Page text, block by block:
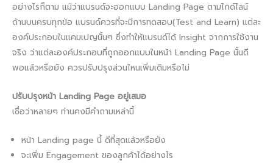
อย่างไรก็ตาม แม้ว่าแบรนด์จะออกแบบ Landing Page ตามไกด์ไลน์
ด้านบนครบทุกข้อ แบรนด์ควรที่จะมีการทดสอบ(Test and Learn) แต่ละ
องค์ประกอบในแคมเปญนั้นๆ ซึ่งทำให้แบรนด์ได้ Insight จากการใช้งาน
จริง ว่าแต่ละองค์ประกอบที่ถูกออกแบบในหน้า Landing Page นั้นดี
พอแล้วหรือยัง ควรปรับปรุงส่วนไหนเพิ่มเติมหรือไม่
ปรับปรุงหน้า Landing Page อยู่เสมอ
เชื่อว่าหลายๆ ท่านคงมีคำถามเหล่านี้
หน้า Landing page นี้ ดีที่สุดแล้วหรือยัง
จะเพิ่ม Engagement ของลูกค้าได้อย่างไร